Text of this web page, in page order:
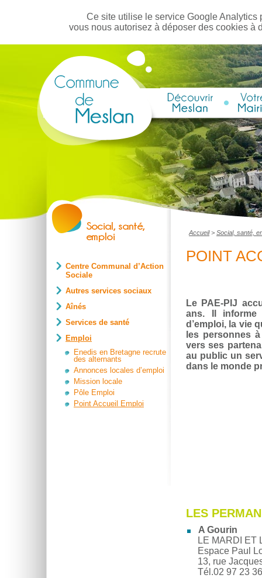
Ce site utilise le service Google
vous nous autorisez à déposer des cookies
Centre Communal d’Action
Sociale
Autres services sociaux
Aînés
Services de santé
Emploi
Enedis en Bretagne recrute
des alternants
Annonces locales d’emploi
Mission locale
Pôle Emploi
Point Accueil Emploi
Accueil> Social, santé,
POINT
Le PAE-PIJ
ans. Il informe
d’emploi, la vie
les personnes
vers ses
au public un
dans le monde
LES
A Gourin
LE MARDI ET
Espace Paul
13, rue
Tél.02 97 23